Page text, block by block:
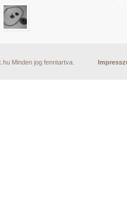
Minden jog fenntartva.